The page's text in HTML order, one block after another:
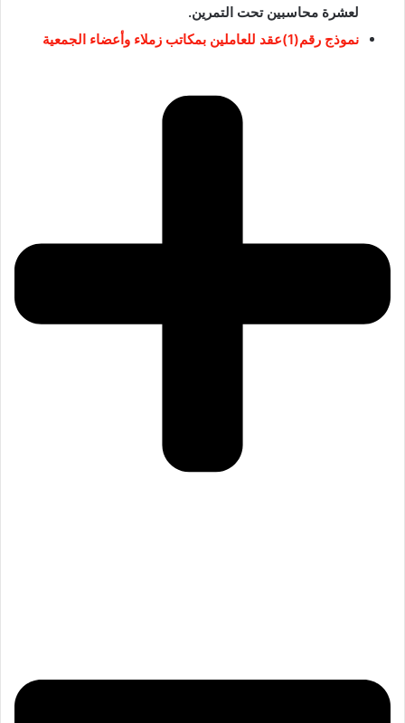
لعشرة محاسبين تحت التمرين.
نموذج رقم(1)عقد للعاملين بمكاتب زملاء وأعضاء الجمعية